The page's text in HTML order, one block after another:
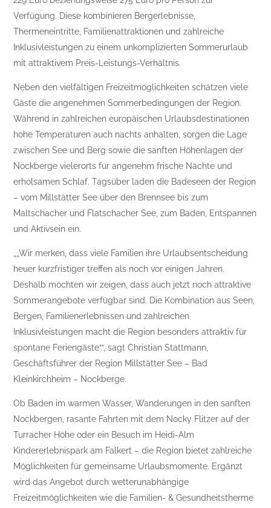
Verfügung. Diese kombinieren Bergerlebnisse,
Thermeneintritte, Familienattraktionen und zahlreiche
Inklusivleistungen zu einem unkomplizierten Sommerurlaub
mit attraktivem Preis-Leistungs-Verhältnis.
Neben den vielfältigen Freizeitmöglichkeiten schätzen viele
Gäste die angenehmen Sommerbedingungen der Region.
Während in zahlreichen europäischen Urlaubsdestinationen
hohe Temperaturen auch nachts anhalten, sorgen die Lage
zwischen See und Berg sowie die sanften Höhenlagen der
Nockberge vielerorts für angenehm frische Nächte und
erholsamen Schlaf. Tagsüber laden die Badeseen der Region
– vom Millstätter See über den Brennsee bis zum
Maltschacher und Flatschacher See, zum Baden, Entspannen
und Aktivsein ein.
Wir merken, dass viele Familien ihre Urlaubsentscheidung
heuer kurzfristiger treffen als noch vor einigen Jahren.
Deshalb möchten wir zeigen, dass auch jetzt noch attraktive
Sommerangebote verfügbar sind. Die Kombination aus Seen,
Bergen, Familienerlebnissen und zahlreichen
Inklusivleistungen macht die Region besonders attraktiv für
spontane Feriengäste “, sagt Christian Stattmann,
Geschäftsführer der Region Millstätter See – Bad
Kleinkirchheim – Nockberge.
Ob Baden im warmen Wasser, Wanderungen in den sanften
Nockbergen, rasante Fahrten mit dem Nocky Flitzer auf der
Turracher Höhe oder ein Besuch im Heidi-Alm
Kindererlebnispark am Falkert – die Region bietet zahlreiche
Möglichkeiten für gemeinsame Urlaubsmomente. Ergänzt
wird das Angebot durch wetterunabhängige
Freizeitmöglichkeiten wie die Familien- & Gesundheitstherme